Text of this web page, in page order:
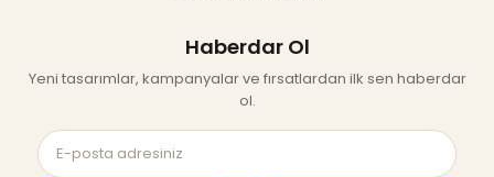
Haberdar Ol
Yeni tasarımlar, kampanyalar ve fırsatlardan ilk sen haberdar
ol.